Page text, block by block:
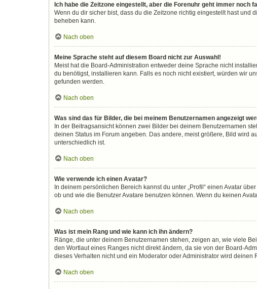
Ich habe die Zeitzone eingestellt, aber die Forenuhr geht immer noch
Wenn du dir sicher bist, dass du die Zeitzone richtig eingestellt hast und
beheben kann.
Nach oben
Meine Sprache steht auf diesem Board nicht zur Auswahl!
Meist hat die Board-Administration entweder deine Sprache nicht
du benötigst, installieren kann. Falls es noch nicht existiert, würden wir
gefunden werden.
Nach oben
Was sind das für Bilder, die bei meinem Benutzernamen angezeigt
In der Beitragsansicht können zwei Bilder bei deinem Benutzernamen
deinen Status im Forum angeben. Das andere, meist größere, Bild wird
unterschiedlich ist.
Nach oben
Wie verwende ich einen Avatar?
In deinem persönlichen Bereich kannst du unter „Profil“ einen Avatar
ob und wie die Benutzer Avatare benutzen können. Wenn du keinen
Nach oben
Was ist mein Rang und wie kann ich ihn ändern?
Ränge, die unter deinem Benutzernamen stehen, zeigen an, wie viele
den Wortlaut eines Ranges nicht direkt ändern, da sie von der Board-
dieses Verhalten nicht und ein Moderator oder Administrator wird deinen
Nach oben